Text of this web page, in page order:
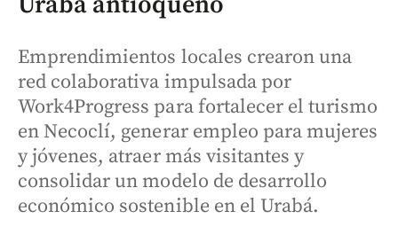
Emprendimientos locales crearon una
red colaborativa impulsada por
Work4Progress para fortalecer el turismo
en Necoclí, generar empleo para mujeres
y jóvenes, atraer más visitantes y
consolidar un modelo de desarrollo
económico sostenible en el Urabá.